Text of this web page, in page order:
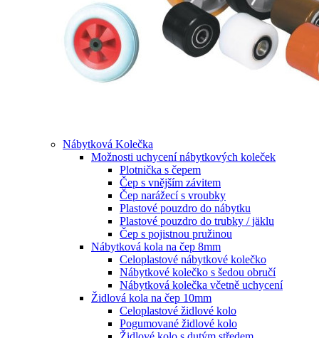
Nábytková Kolečka
Možnosti uchycení nábytkových koleček
Plotnička s čepem
Čep s vnějším závitem
Čep narážecí s vroubky
Plastové pouzdro do nábytku
Plastové pouzdro do trubky / jäklu
Čep s pojistnou pružinou
Nábytková kola na čep 8mm
Celoplastové nábytkové kolečko
Nábytkové kolečko s šedou obručí
Nábytková kolečka včetně uchycení
Židlová kola na čep 10mm
Celoplastové židlové kolo
Pogumované židlové kolo